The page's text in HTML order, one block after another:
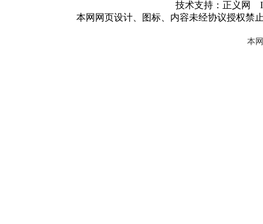
技术支持：正义网
本网网页设计、图标、内容未经协议授权禁
本